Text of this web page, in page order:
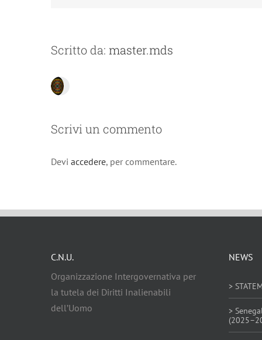
Scritto da: master.mds
Scrivi un commento
Devi accedere, per commentare.
C.N.U.
Organizzazione Intergovernativa per
la tutela dei Diritti Inalienabili
dell’Uomo
NEWS
>
>